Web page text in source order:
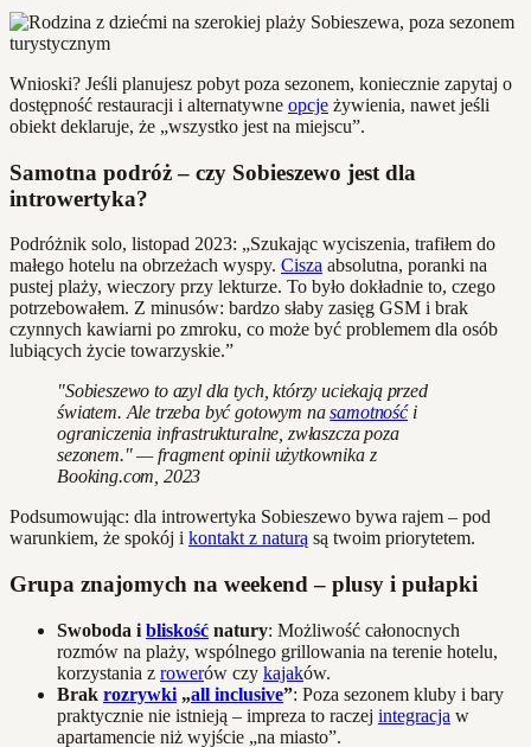
Wnioski? Jeśli planujesz pobyt poza sezonem, koniecznie zapytaj o
dostępność restauracji i alternatywne opcje żywienia, nawet jeśli
obiekt deklaruje, że „wszystko jest na miejscu”.
Samotna podróż – czy Sobieszewo jest dla
introwertyka?
Podróżnik solo, listopad 2023: „Szukając wyciszenia, trafiłem do
małego hotelu na obrzeżach wyspy. Cisza absolutna, poranki na
pustej plaży, wieczory przy lekturze. To było dokładnie to, czego
potrzebowałem. Z minusów: bardzo słaby zasięg GSM i brak
czynnych kawiarni po zmroku, co może być problemem dla osób
lubiących życie towarzyskie.”
"Sobieszewo to azyl dla tych, którzy uciekają przed
światem. Ale trzeba być gotowym nasamotnośći
ograniczenia infrastrukturalne, zwłaszcza poza
sezonem." — fragment opinii użytkownika z
Booking.com, 2023
Podsumowując: dla introwertyka Sobieszewo bywa rajem – pod
warunkiem, że spokój i kontakt z naturą są twoim priorytetem.
Grupa znajomych na weekend – plusy i pułapki
Swoboda i bliskość natury: Możliwość całonocnych
rozmów na plaży, wspólnego grillowania na terenie hotelu,
korzystania z rowerów czy kajaków.
Brak rozrywki „all inclusive”: Poza sezonem kluby i bary
praktycznie nie istnieją – impreza to raczej integracja w
apartamencie niż wyjście „na miasto”.